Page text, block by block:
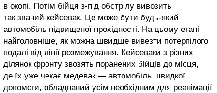
в окопі. Потім бійця з-під обстрілу вивозить
так званий кейсевак. Це може бути будь-який
автомобіль підвищеної прохідності. На цьому етапі
найголовніше, як можна швидше вивезти потерпілого
подалі від лінії розмежування. Кейсеваки з різних
ділянок фронту звозять поранених бійців до місця,
де їх уже чекає медевак — автомобіль швидкої
допомоги, обладнаний усім необхідним для реанімації